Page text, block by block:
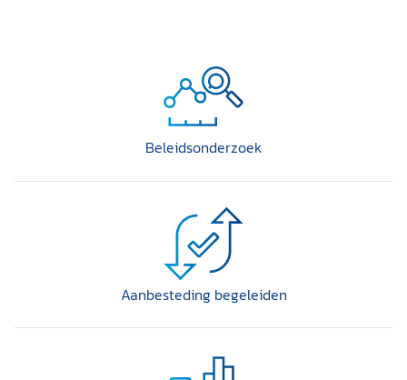
Beleidsonderzoek
Aanbesteding begeleiden